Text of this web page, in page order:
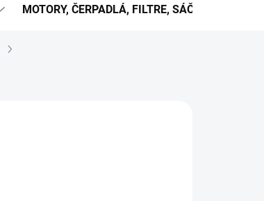
MOTORY, ČERPADLÁ, FILTRE, SÁČKY...